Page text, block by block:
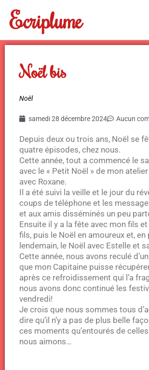
contenu
Ecriplume
Noël bis
Noël
samedi 28 décembre 2024 Aucun
Depuis deux ou trois ans, Noël se
quatre épisodes, chez nous.
Cette année, tout a commencé le
avec le « Petit Noël » de mon
avec Roxane.
Il a été suivi la veille et le jour du
coups de téléphone et les
et aux amis disséminés un peu
Ensuite il y a la fête avec mon fils
fils, puis le Noël en amoureux et, en
lendemain, le Noël avec Estelle et
Cette année, nous avons reculé
que mon Capitaine puisse
après ce refroidissement qui l’a
nous avons donc continué les
vendredi!
Je crois que nous sommes tous
dire qu’il n’y a pas de plus belle
ces moments qu’entourés de
nous aimons…